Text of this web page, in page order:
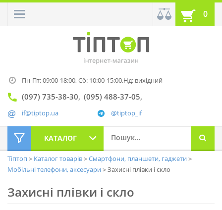
0
Пн-Пт: 09:00-18:00,Сб: 10:00-15:00,Нд: вихідний
(097) 735-38-30 (095) 488-37-05
@tiptop_if
if@tiptop.ua
КАТАЛОГ
Тіптоп Каталог товарів
Смартфони, планшети, гаджети
Мобільні телефони, аксесуари
Захисні плівки і скло
Захисні плівки і скло